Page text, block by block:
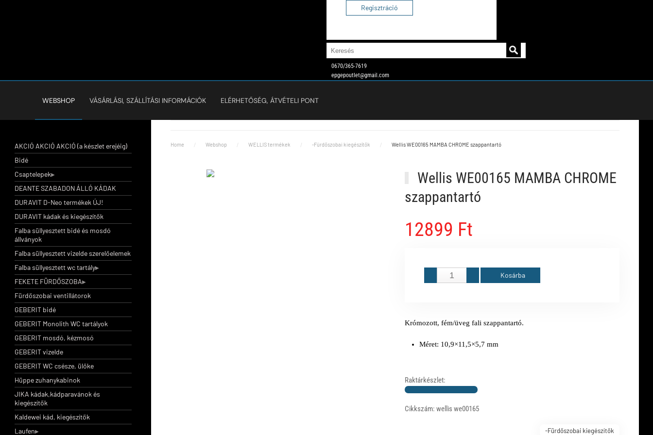
Regisztráció
0670/365-7619
epgepoutlet@gmail.com
WEBSHOP VÁSÁRLÁSI, SZÁLLÍTÁSI INFORMÁCIÓK ELÉRHETŐSÉG, ÁTVÉTELI PONT
Home Webshop WELLIS termékek -Fürdőszobai kiegészítők Wellis WE00165 MAMBA CHROME szappantartó
Wellis WE00165 MAMBA CHROME
szappantartó
12899 Ft
Kosárba
Krómozott, fém/üveg fali szappantartó.
Méret: 10,9×11,5×5,7 mm
Raktárkészlet:
Cikkszám: wellis we00165
-Fürdőszobai kiegészítők
AKCIÓ AKCIÓ AKCIÓ (a készlet erejéig)
Bidé
Csaptelepek
DEANTE SZABADON ÁLLÓ KÁDAK
DURAVIT D-Neo termékek ÚJ!
DURAVIT kádak és kiegészítők
Falba süllyesztett bidé és mosdó
állványok
Falba süllyesztett vizelde szerelőelemek
Falba süllyesztett wc tartály
FEKETE FÜRDŐSZOBA
Fürdőszobai ventillátorok
GEBERIT bidé
GEBERIT Monolith WC tartályok
GEBERIT mosdó, kézmosó
GEBERIT vizelde
GEBERIT WC csésze, ülőke
Hüppe zuhanykabinok
JIKA kádak,kádparavánok és
kiegészítők
Kaldewei kád, kiegészítők
Laufen